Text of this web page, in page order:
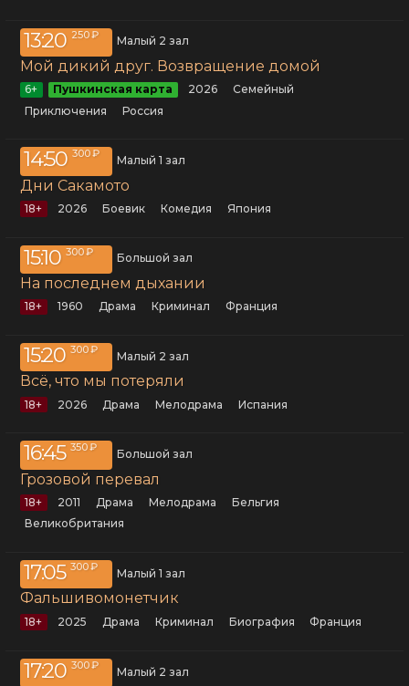
13:20 250 ₽ Малый 2 зал
Мой дикий друг. Возвращение домой
6+ Пушкинская карта 2026
семейный
приключения
Россия
14:50 300 ₽ Малый 1 зал
Дни Сакамото
18+ 2026 боевик комедия Япония
15:10 300 ₽ Большой зал
На последнем дыхании
18+ 1960 драма криминал Франция
15:20 300 ₽ Малый 2 зал
Всё, что мы потеряли
18+ 2026 драма мелодрама Испания
16:45 350 ₽ Большой зал
Грозовой перевал
18+ 2011 драма мелодрама
Бельгия
Великобритания
17:05 300 ₽ Малый 1 зал
Фальшивомонетчик
18+ 2025 драма криминал биография Франция
17:20 300 ₽ Малый 2 зал